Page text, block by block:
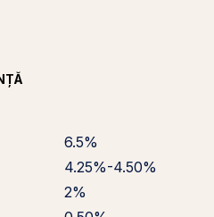
6.5%
4.25%-4.50%
2%